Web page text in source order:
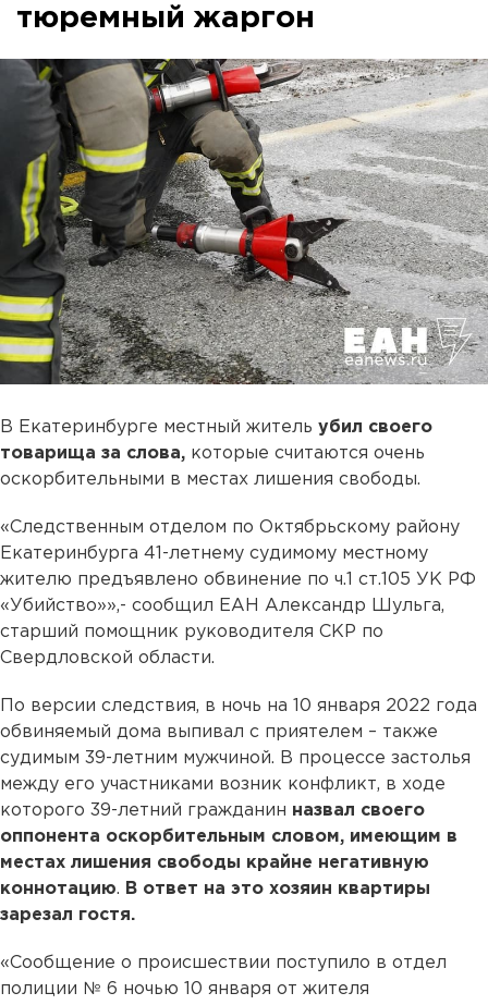
тюремный жаргон
В Екатеринбурге местный житель убил своего
товарища за слова, которые считаются очень
оскорбительными в местах лишения свободы.
«Следственным отделом по Октябрьскому району
Екатеринбурга 41-летнему судимому местному
жителю предъявлено обвинение по ч.1 ст.105 УК РФ
«Убийство»»,- сообщил ЕАН Александр Шульга,
старший помощник руководителя СКР по
Свердловской области.
По версии следствия, в ночь на 10 января 2022 года
обвиняемый дома выпивал с приятелем – также
судимым 39-летним мужчиной. В процессе застолья
между его участниками возник конфликт, в ходе
которого 39-летний гражданин назвал своего
оппонента оскорбительным словом, имеющим в
местах лишения свободы крайне негативную
коннотацию. В ответ на это хозяин квартиры
зарезал гостя.
«Сообщение о происшествии поступило в отдел
полиции № 6 ночью 10 января от жителя